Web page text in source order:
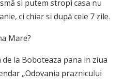
si putem stropi casa nu
ci chiar si după cele 7 zile.
Mare?
la Boboteaza pana in ziua
„Odovania praznicului